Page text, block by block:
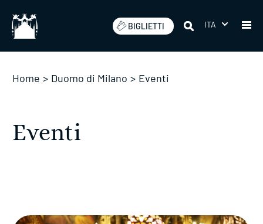
BIGLIETTI ITA
Home > Duomo di Milano > Eventi
Eventi